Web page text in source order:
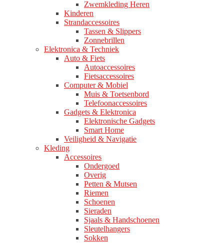
Zwemkleding Heren
Kinderen
Strandaccessoires
Tassen & Slippers
Zonnebrillen
Elektronica & Techniek
Auto & Fiets
Autoaccessoires
Fietsaccessoires
Computer & Mobiel
Muis & Toetsenbord
Telefoonaccessoires
Gadgets & Elektronica
Elektronische Gadgets
Smart Home
Veiligheid & Navigatie
Kleding
Accessoires
Ondergoed
Overig
Petten & Mutsen
Riemen
Schoenen
Sieraden
Sjaals & Handschoenen
Sleutelhangers
Sokken